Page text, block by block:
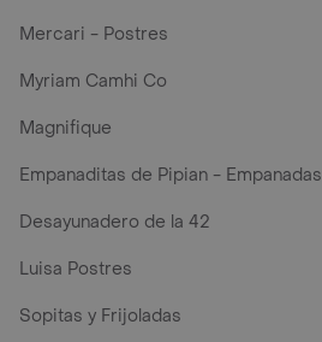
Mercari - Postres
Myriam Camhi Co
Magnifique
Empanaditas de Pipian - Empanadas
Desayunadero de la 42
Luisa Postres
Sopitas y Frijoladas